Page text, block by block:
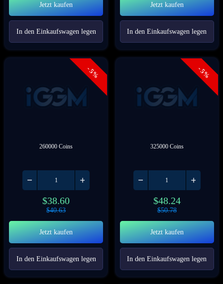
Jetzt kaufen
In den Einkaufswagen legen
Jetzt kaufen
In den Einkaufswagen legen
- 5%
260000 Coins
$38.60
$40.63
Jetzt kaufen
In den Einkaufswagen legen
- 5%
325000 Coins
$48.24
$50.78
Jetzt kaufen
In den Einkaufswagen legen